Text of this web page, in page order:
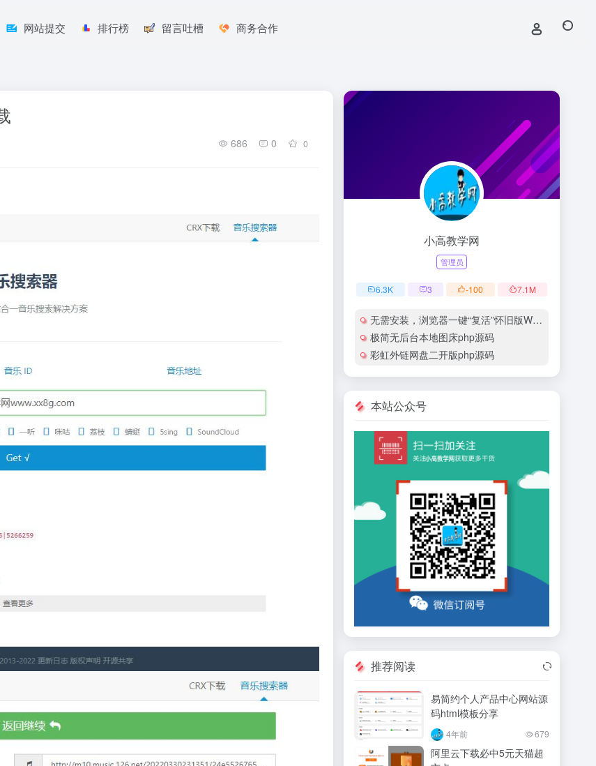
网站提交 排行榜 留言吐槽 商务合作
686 0 0
小高教学网
管理员
6.3K 3 -100 7.1M
无需安装，浏览器一键“复活”怀旧版Windows
极简无后台本地图床php源码
彩虹外链网盘二开版php源码
本站公众号
推荐阅读
易简约个人产品中心网站源
码html模板分享
4年前 679
阿里云下载必中5元天猫超